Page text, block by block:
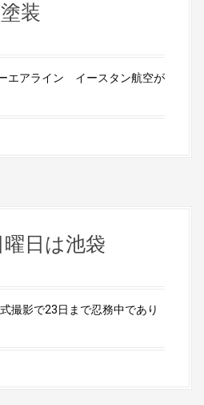
装
エアライン イースタン航空が
日は池袋
撮影で23日まで忍務中であり